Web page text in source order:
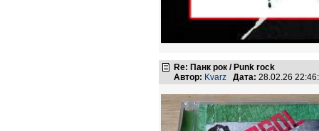
Re: Панк рок / Punk rock
Автор: Kvarz Дата: 28.02.26